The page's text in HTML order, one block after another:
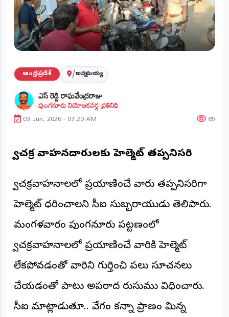
ప్రాంతీయ
వార్తలు
(STATE)
తెలంగాణ
ఆంధ్రప్రదేశ్
ప్రధాన
విభాగాలు
(MAIN)
క్రీడలు
జాతీయం
అంతర్జాతీయం
ఆర్టీఐ
డెస్క్
(REPORTERS
ఆంధ్రప్రదేశ్ /అన్నమయ్య
ఎస్ రెడ్డి రాఘవేంద్రరాజు
పుంగనూరు నియోజకవర్గ ప్రతినిధి
03 Jun, 2026 - 07:20 AM 85
ద్విచక్ర వాహనదారులకు హెల్మెట్ తప్పనిసరి
ద్విచక్రవాహనాలలో ప్రయాణించే వారు తప్పనిసరిగా
హెల్మెట్ ధరించాలని సీఐ సుబ్బరాయుడు తెలిపారు.
మంగళవారం పుంగనూరు పట్టణంలో
ద్విచక్రవాహనాలలో ప్రయాణించే వారికి హెల్మెట్
లేకపోవడంతో వారిని గుర్తించి పలు సూచనలు
చేయడంతో పాటు అపరాద రుసుము విధించారు.
సీఐ మాట్లాడుతూ.. వేగం కన్నా ప్రాణం మిన్న